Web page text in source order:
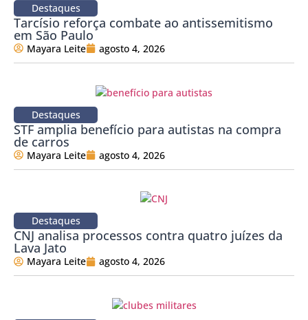
Destaques
Tarcísio reforça combate ao antissemitismo
em São Paulo
Mayara Leite agosto 4, 2026
Destaques
STF amplia benefício para autistas na compra
de carros
Mayara Leite agosto 4, 2026
Destaques
CNJ analisa processos contra quatro juízes da
Lava Jato
Mayara Leite agosto 4, 2026